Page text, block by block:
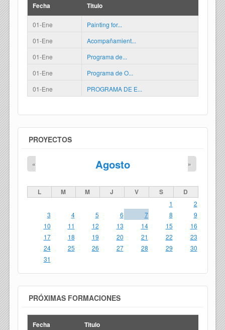
Fecha Titulo
01-Ene
Painting for...
01-Ene
Acompañamient...
01-Ene
Programa de...
01-Ene
Programa de O...
01-Ene
PROGRAMA DE E...
PROYECTOS
Agosto
« »
L M M J V S D
1
2
3
4 5 6 7 8
9
10
11 12 13 14 15
16
17
18 19 20 21 22
23
24
25 26 27 28 29
30
31
PRÓXIMAS FORMACIONES
Fecha Titulo